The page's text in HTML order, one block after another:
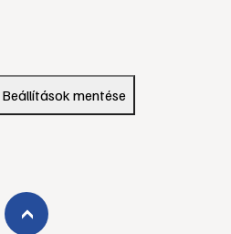
Beállítások mentése
›